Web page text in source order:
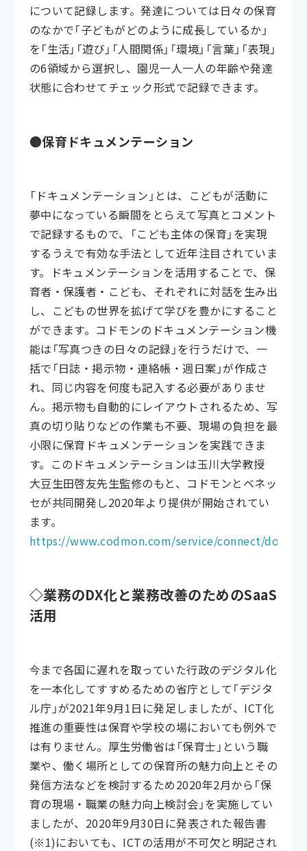
について記録します。発達については日々の保育
のなかで「子どもがどのように成長しているか」
を「生活」「遊び」「人間関係」「環境」「言葉」「表現」
の6領域から選択し、園児一人一人の年齢や発達
状態に合わせてチェック形式で記録できます。
●保育ドキュメンテーション
「ドキュメンテーション」とは、こどもが活動に
夢中になっている瞬間をとらえて写真とコメント
で記録するもので、「こども主体の保育」を実現
するうえで有効な手法として近年注目されていま
す。ドキュメンテーションを活用することで、保
育者・保護者・こども、それぞれに対話を生み出
し、こどもの世界を拡げて学びを豊かにすること
ができます。コドモンのドキュメンテーション機
能は「写真つきの日々の記録」を行うだけで、一
括で「日誌・掲示物・連絡帳・週日案」が作成さ
れ、同じ内容を何度も記入する必要がありませ
ん。掲示物も自動的にレイアウトされるため、写
真の切り貼りなどの作業も不要、現場の負担を最
小限に保育ドキュメンテーションを実践できま
す。このドキュメンテーションは玉川大学教授
大豆生田啓友先生監修のもと、コドモンとベネッ
セが共同開発し2020年より提供が開始されてい
ます。
https://www.codmon.com/service/connect/
◇業務のDX化と業務改善のためのSaaS
活用
今まで各国に遅れを取っていた行政のデジタル化
を一本化してすすめるための省庁として「デジタ
ル庁」が2021年9月1日に発足しましたが、ICT化
推進の重要性は保育や学校の場においても例外で
は有りません。厚生労働省は「保育士」という職
業や、働く場所としての保育所の魅力向上とその
発信方法などを検討するため2020年2月から「保
育の現場・職業の魅力向上検討会」を実施してい
ましたが、2020年9月30日に発表された報告書
(※1)においても、ICTの活用が不可欠と明記され